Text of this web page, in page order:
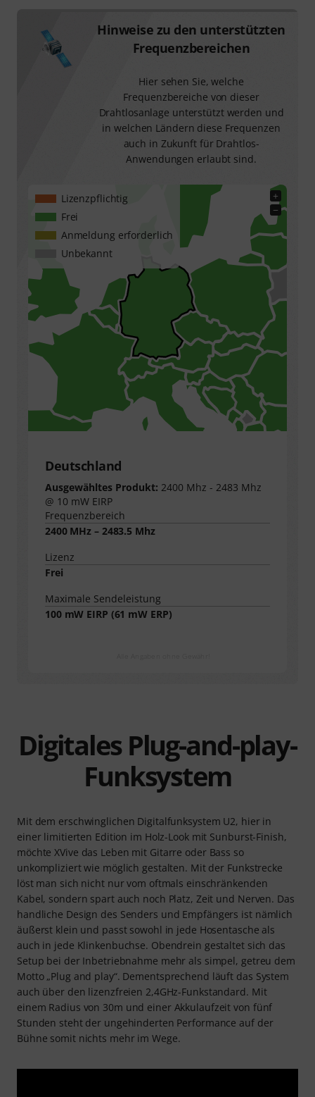
Digitales Plug-and-play-
Funksystem
Mit dem erschwinglichen Digitalfunksystem U2, hier in
einer limitierten Edition im Holz-Look mit Sunburst-Finish,
möchte XVive das Leben mit Gitarre oder Bass so
unkompliziert wie möglich gestalten. Mit der Funkstrecke
löst man sich nicht nur vom oftmals einschränkenden
Kabel, sondern spart auch noch Platz, Zeit und Nerven. Das
handliche Design des Senders und Empfängers ist nämlich
äußerst klein und passt sowohl in jede Hosentasche als
auch in jede Klinkenbuchse. Obendrein gestaltet sich das
Setup bei der Inbetriebnahme mehr als simpel, getreu dem
Motto „Plug and play“. Dementsprechend läuft das System
auch über den lizenzfreien 2,4GHz-Funkstandard. Mit
einem Radius von 30m und einer Akkulaufzeit von fünf
Stunden steht der ungehinderten Performance auf der
Bühne somit nichts mehr im Wege.
Hinweise zu den unterstützten
Frequenzbereichen
Hier sehen Sie, welche
Frequenzbereiche von dieser
Drahtlosanlage unterstützt werden und
in welchen Ländern diese Frequenzen
auch in Zukunft für Drahtlos-
Anwendungen erlaubt sind.
+
−
Lizenzpflichtig
Frei
Anmeldung erforderlich
Unbekannt
Deutschland
Ausgewähltes Produkt: 2400 Mhz - 2483 Mhz
@ 10 mW EIRP
Frequenzbereich
2400 MHz – 2483.5 Mhz
Lizenz
Frei
Maximale Sendeleistung
100mW EIRP (61 mW ERP)